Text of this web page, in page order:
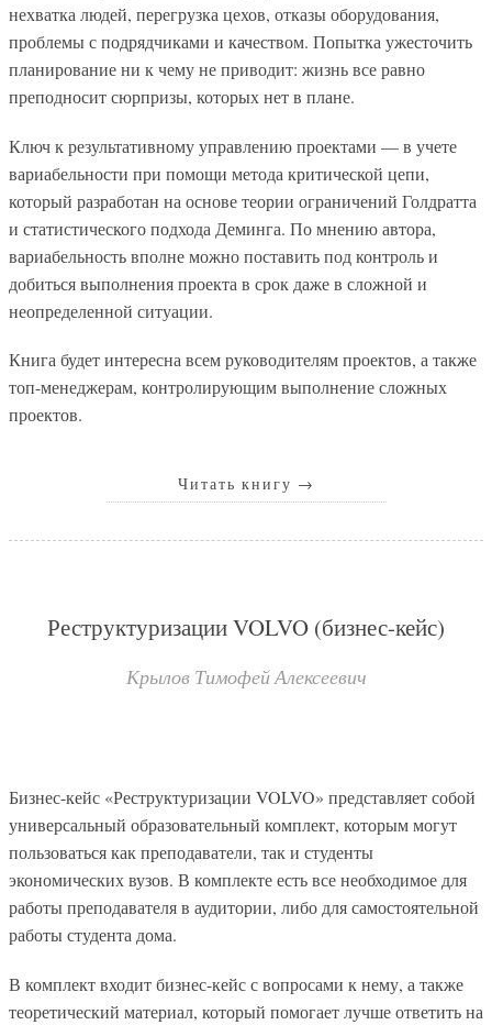
нехватка людей, перегрузка цехов, отказы оборудования,
проблемы с подрядчиками и качеством. Попытка ужесточить
планирование ни к чему не приводит: жизнь все равно
преподносит сюрпризы, которых нет в плане.
Ключ к результативному управлению проектами — в учете
вариабельности при помощи метода критической цепи,
который разработан на основе теории ограничений Голдратта
и статистического подхода Деминга. По мнению автора,
вариабельность вполне можно поставить под контроль и
добиться выполнения проекта в срок даже в сложной и
неопределенной ситуации.
Книга будет интересна всем руководителям проектов, а также
топ-менеджерам, контролирующим выполнение сложных
проектов.
Читать книгу →
Реструктуризации VOLVO (бизнес-кейс)
Крылов Тимофей Алексеевич
Бизнес-кейс «Реструктуризации VOLVO» представляет собой
универсальный образовательный комплект, которым могут
пользоваться как преподаватели, так и студенты
экономических вузов. В комплекте есть все необходимое для
работы преподавателя в аудитории, либо для самостоятельной
работы студента дома.
В комплект входит бизнес-кейс с вопросами к нему, а также
теоретический материал, который помогает лучше ответить на